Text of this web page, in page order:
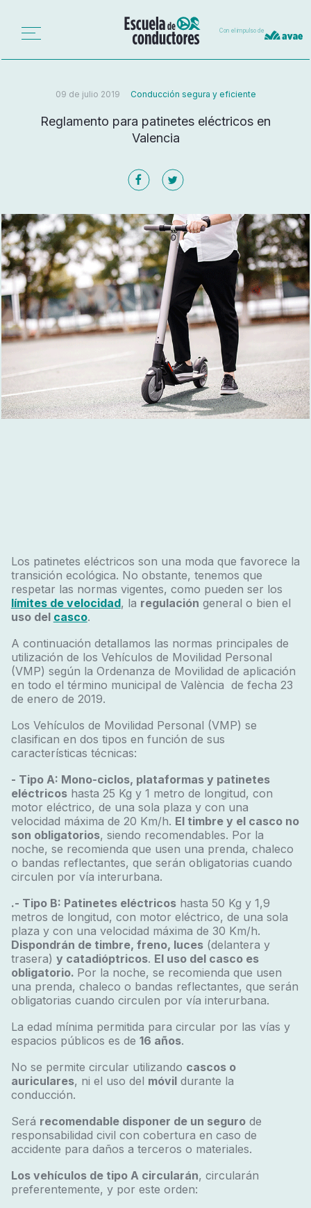
Con el impulso de
09 de julio 2019 Conducción segura y eficiente
Reglamento para patinetes eléctricos en
Valencia
Los patinetes eléctricos son una moda que favorece la
transición ecológica. No obstante, tenemos que
respetar las normas vigentes, como pueden ser los
límites de velocidad, la regulación general o bien el
uso del casco.
A continuación detallamos las normas principales de
utilización de los Vehículos de Movilidad Personal
(VMP) según la Ordenanza de Movilidad de aplicación
en todo el término municipal de València de fecha 23
de enero de 2019.
Los Vehículos de Movilidad Personal (VMP) se
clasifican en dos tipos en función de sus
características técnicas:
- Tipo A: Mono-ciclos, plataformas y patinetes
eléctricoshasta 25 Kg y 1 metro de longitud, con
motor eléctrico, de una sola plaza y con una
velocidad máxima de 20 Km/h. El timbre y el casco no
son obligatorios, siendo recomendables. Por la
noche, se recomienda que usen una prenda, chaleco
o bandas reflectantes, que serán obligatorias cuando
circulen por vía interurbana.
.- Tipo B: Patinetes eléctricoshasta 50 Kg y 1,9
metros de longitud, con motor eléctrico, de una sola
plaza y con una velocidad máxima de 30 Km/h.
Dispondrán de timbre, freno, luces(delantera y
trasera) y catadióptricos. El uso del casco es
obligatorio. Por la noche, se recomienda que usen
una prenda, chaleco o bandas reflectantes, que serán
obligatorias cuando circulen por vía interurbana.
La edad mínima permitida para circular por las vías y
espacios públicos es de 16 años.
No se permite circular utilizando cascos o
auriculares, ni el uso del móvildurante la
conducción.
Será recomendable disponer de un segurode
responsabilidad civil con cobertura en caso de
accidente para daños a terceros o materiales.
Los vehículos de tipo A circularán, circularán
preferentemente, y por este orden: